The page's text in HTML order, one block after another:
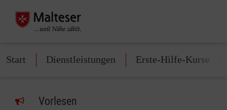
Start Dienstleistungen Erste-Hilfe-Kurse
Vorlesen